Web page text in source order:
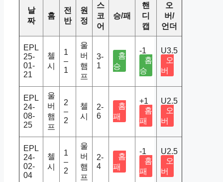
날
짜
홈
전
반
원
정
스
코
어
승/패
핸
디
캡
오
버/
언더
EPL
25-
01-
21
첼
시
1
–
1
울
버
햄
프
3-
1
홈
승
-1
홈
승
U3.5
오
버
EPL
24-
08-
25
울
버
햄
프
2
–
2
첼
시
2-
6
홈
패
+1
홈
패
U2.5
오
버
EPL
24-
02-
04
첼
시
1
–
2
울
버
햄
프
2-
4
홈
패
-1
홈
패
U2.5
오
버